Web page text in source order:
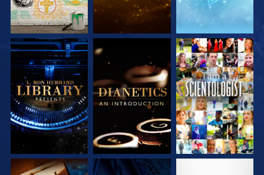
SERIE
ENTDECKEN
ENTDECKEN
ANSEHEN